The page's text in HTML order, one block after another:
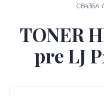
CB436A
TONER
pre LJ